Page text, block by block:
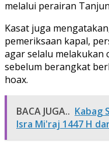
melalui perairan
Kasat juga
pemeriksaan kapal,
agar selalu melakukan
sebelum berangkat
hoax.
BACA JUGA.. Kabag
Isra Mi'raj 1447 H